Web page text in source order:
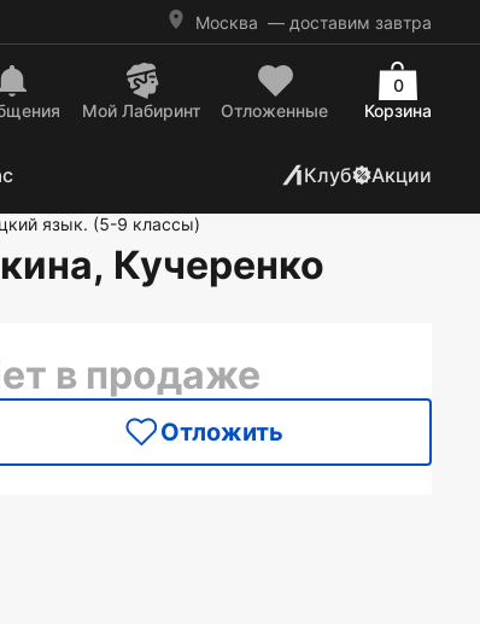
Москва — доставим завтра
Mой Лабиринт Отложенные Корзина
0
Клуб Акции
язык. (5-9 классы)
Кучеренко
в продаже
Отложить